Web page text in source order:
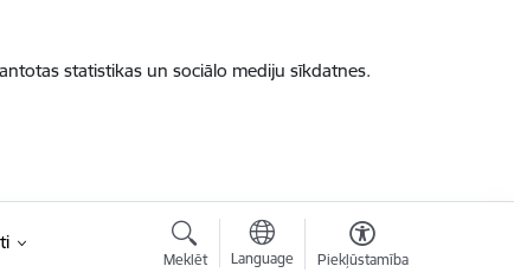
statistikas un sociālo mediju sīkdatnes.
Meklēt Language Piekļūstamība